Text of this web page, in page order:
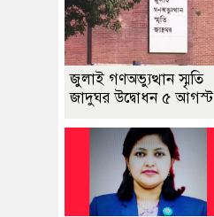
জুলাই গণঅভ্যুত্থান স্মৃতি
জাদুঘর উদ্বোধন ৫ আগস্ট